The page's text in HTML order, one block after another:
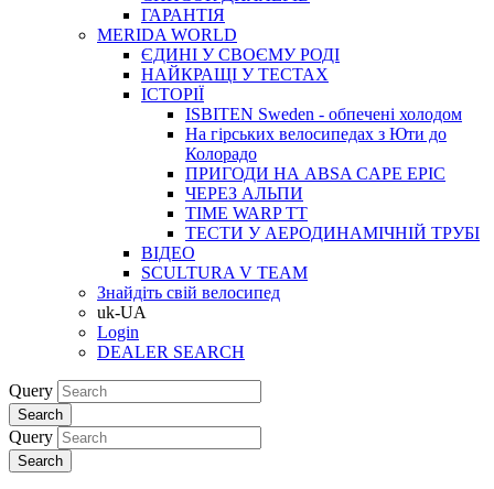
ГАРАНТIЯ
MERIDA WORLD
ЄДИНI У СВОЄМУ РОДI
НАЙКРАЩІ У ТЕСТАХ
ІСТОРІЇ
ISBITEN Sweden - обпечені холодом
На гірських велосипедах з Юти до
Колорадо
ПРИГОДИ НА ABSA CAPE EPIC
ЧЕРЕЗ АЛЬПИ
TIME WARP TT
ТЕСТИ У АЕРОДИНАМІЧНІЙ ТРУБІ
ВІДЕО
SCULTURA V TEAM
Знайдіть свій велосипед
uk-UA
Login
DEALER SEARCH
Query
Search
Query
Search